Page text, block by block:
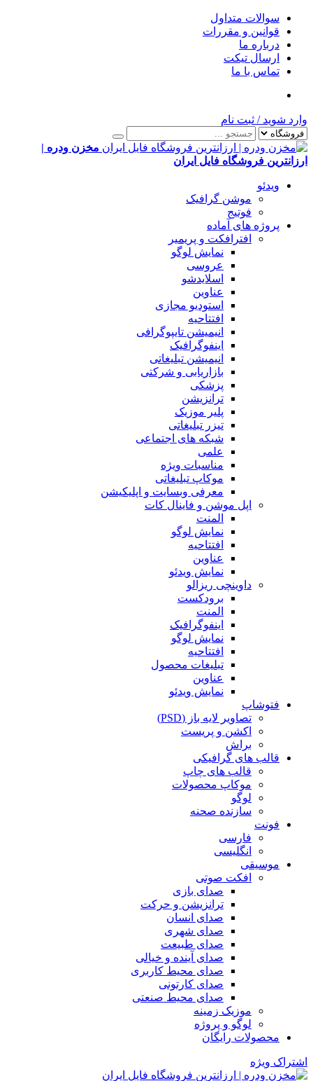
سوالات متداول
قوانین و مقررات
درباره ما
ارسال تیکت
تماس با ما
وارد شوید / ثبت نام
مخزن ودره |
ارزانترین فروشگاه فایل ایران
ویدئو
موشن گرافیک
فوتیج
پروژه های آماده
افترافکت و پریمیر
نمایش لوگو
عروسی
اسلایدشو
عناوین
استودیو مجازی
افتتاحیه
انیمیشن تایپوگرافی
اینفوگرافیک
انیمیشن تبلیغاتی
بازاریابی و شرکتی
پزشکی
ترانزیشن
پلیر موزیک
تیزر تبلیغاتی
شبکه های اجتماعی
علمی
مناسبات ویژه
موکاپ تبلیغاتی
معرفی وبسایت و اپلیکیشن
اپل موشن و فاینال کات
المنت
نمایش لوگو
افتتاحیه
عناوین
نمایش ویدئو
داوینچی ریزالو
برودکست
المنت
اینفوگرافیک
نمایش لوگو
افتتاحیه
تبلیغات محصول
عناوین
نمایش ویدئو
فتوشاپ
تصاویر لایه باز (PSD)
اکشن و پریست
براش
قالب های گرافیکی
قالب های چاپ
موکاپ محصولات
لوگو
سازنده صحنه
فونت
فارسی
انگلیسی
موسیقی
افکت صوتی
صدای بازی
ترانزیشن و حرکت
صدای انسان
صدای شهری
صدای طبیعت
صدای آینده و خیالی
صدای محیط کاربری
صدای کارتونی
صدای محیط صنعتی
موزیک زمینه
لوگو و پروژه
محصولات رایگان
اشتراک ویژه